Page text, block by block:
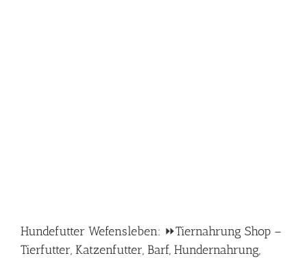
Hundefutter Wefensleben: ⏩Tiernahrung Shop –
Tierfutter, Katzenfutter, Barf, Hundernahrung,